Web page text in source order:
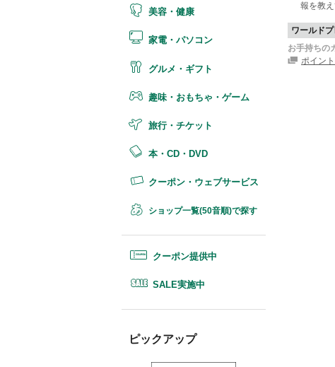
美容・健康
家電・パソコン
グルメ・ギフト
趣味・おもちゃ・ゲーム
旅行・チケット
本・CD・DVD
クーポン・ウェブサービス
ショップ一覧(50音順)で探す
クーポン提供中
SALE実施中
ピックアップ
報を教
ワールド
お手持ちの
ポイン